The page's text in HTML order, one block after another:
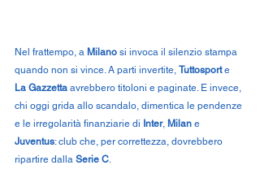
Nel frattempo, a Milano si invoca il silenzio stampa
quando non si vince. A parti invertite, Tuttosport e
La Gazzetta avrebbero titoloni e paginate. E invece,
chi oggi grida allo scandalo, dimentica le pendenze
e le irregolarità finanziarie di Inter, Milan e
Juventus: club che, per correttezza, dovrebbero
ripartire dalla Serie C.